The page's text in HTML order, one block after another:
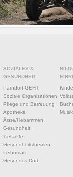
SOZIALES &
GESUNDHEIT
Parndorf GEHT
Soziale Organisationen
Pflege und Betreuung
Apotheke
Ärzte/Hebammen
Gesundheit
Tierärzte
Gesundheitsthemen
Leihomas
Gesundes Dorf